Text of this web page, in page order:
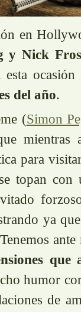
en
y Nick
esta
del año.
(Simon
mientras
para
topan
ya
humor
de